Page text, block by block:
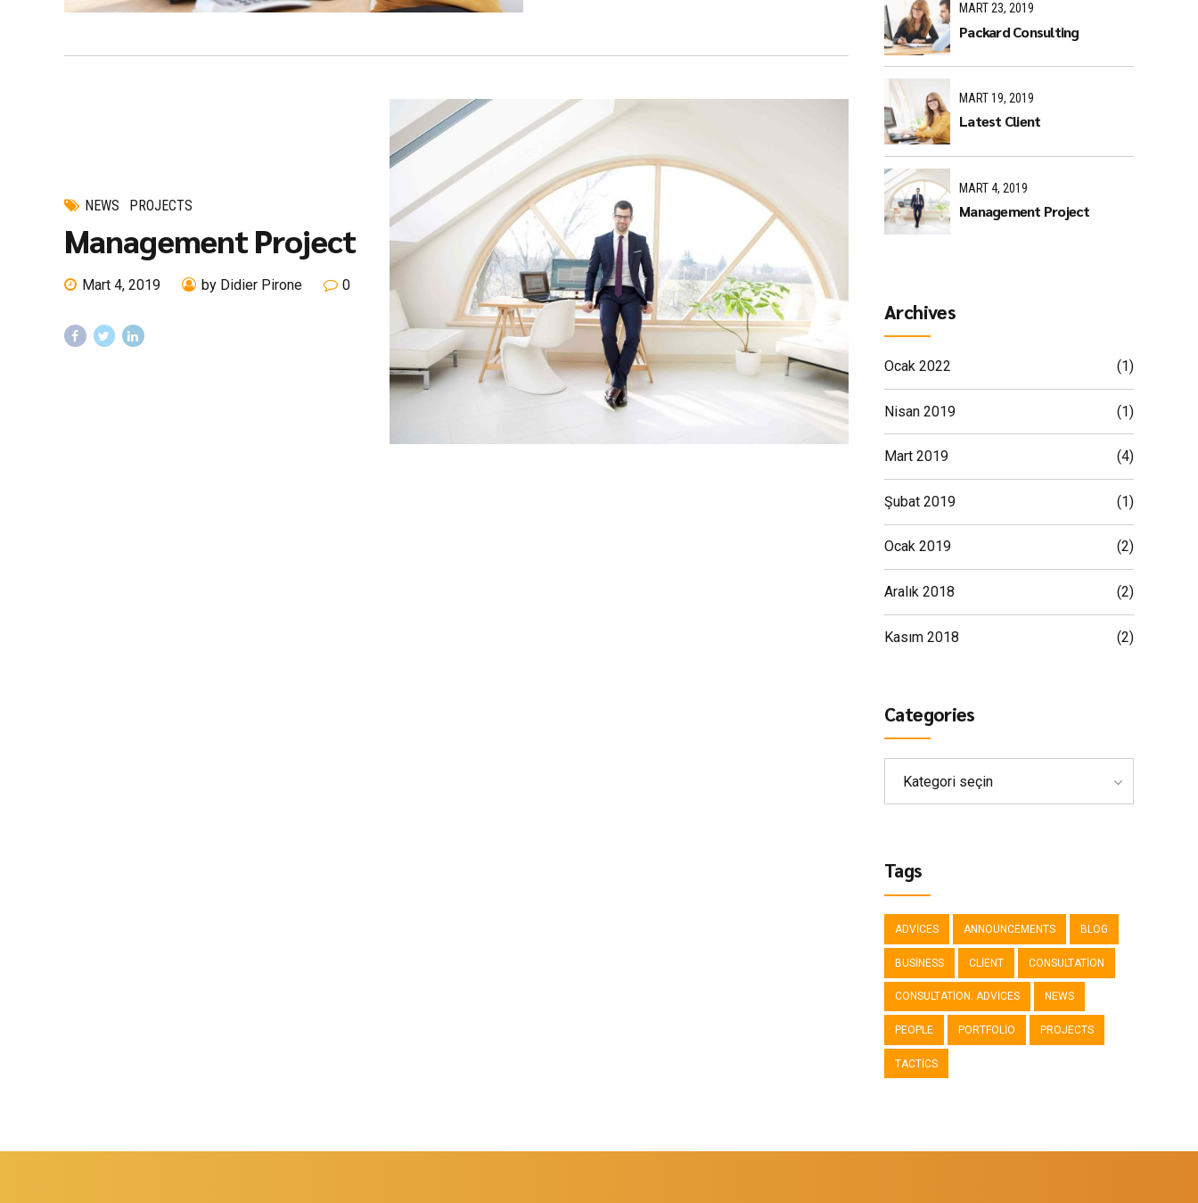
NEWS PROJECTS
Management Project
Mart 4, 2019 by Didier Pirone 0
MART 23, 2019
Packard Consulting
MART 19, 2019
Latest Client
MART 4, 2019
Management Project
Archives
Ocak 2022 (1)
Nisan 2019 (1)
Mart 2019 (4)
Şubat 2019 (1)
Ocak 2019 (2)
Aralık 2018 (2)
Kasım 2018 (2)
Categories
Kategori seçin
Tags
ADVICES ANNOUNCEMENTS BLOG
BUSINESS CLIENT CONSULTATION
CONSULTATION. ADVICES NEWS
PEOPLE PORTFOLIO PROJECTS
TACTICS